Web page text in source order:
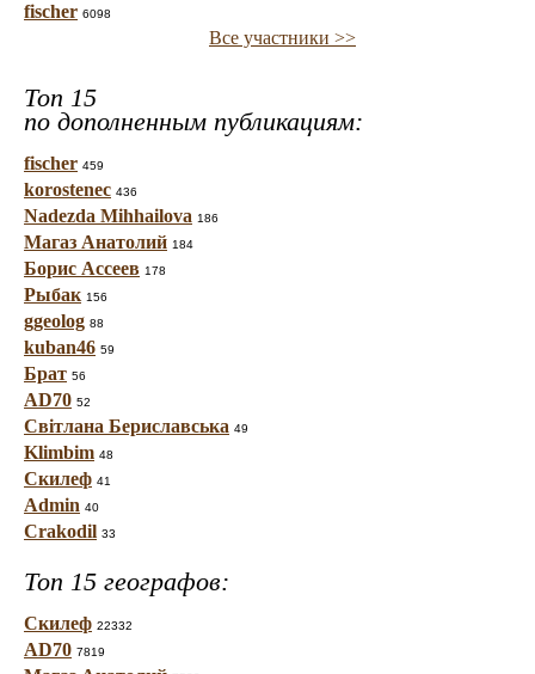
fischer 6098
Все участники >>
Топ 15
по дополненным публикациям:
fischer 459
korostenec 436
Nadezda Mihhailova 186
Магаз Анатолий 184
Борис Ассеев 178
Рыбак 156
ggeolog 88
kuban46 59
Брат 56
AD70 52
Світлана Бериславська 49
Klimbim 48
Скилеф 41
Admin 40
Crakodil 33
Топ 15 географов:
Скилеф 22332
AD70 7819